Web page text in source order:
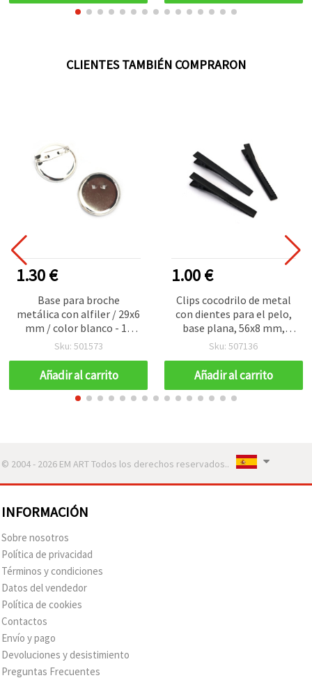
CLIENTES TAMBIÉN COMPRARON
1.30 €
Base para broche
metálica con alfiler / 29x6
mm / color blanco - 10
piezas
Sku: 501573
Añadir al carrito
1.00 €
Clips cocodrilo de metal
con dientes para el pelo,
base plana, 56x8 mm,
negros – 10 unidades, para
Sku: 507136
Añadir al carrito
© 2004 - 2026 EM ART Todos los derechos reservados..
INFORMACIÓN
Sobre nosotros
Política de privacidad
Términos y condiciones
Datos del vendedor
Política de cookies
Contactos
Envío y pago
Devoluciones y desistimiento
Preguntas Frecuentes